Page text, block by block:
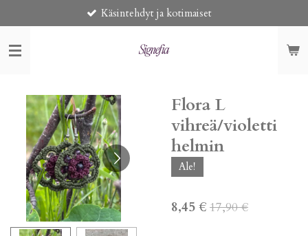
pääsisältöön
Käsintehdyt ja kotimaiset
Flora L
vihreä/violetti
helmin
Ale!
8,45 € 17,90 €